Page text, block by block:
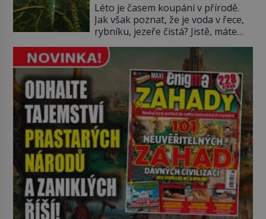
nikoli při smutečním obřadu, ale
při pohledu na výši vyměřené
podpory v nezaměstnanosti. Kam
vás pozveme? Unikátní hřbitov,
který si vysloužil název „Veselý“,
najdeme v rumunské vesnici
Sapanta, nedaleko hranic […]
hladinu!
Léto je časem koupání v přírodě.
Jak však poznat, že je voda v řece,
rybníku, jezeře čistá? Jistě, máte
možnost využít informace
hygieniků či podrobit křížovému
výslechu provozovatele přírodního
koupaliště. Existuje ale ještě jiná
alternativa. Jaká? Podívat se pod
hladinu a zjistit, kdo si onu
konkrétní vodní lokalitu oblíbil už
dávno před vámi. Říká se jim
bioindikátory […]